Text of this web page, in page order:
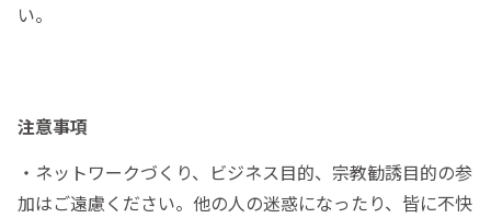
い。
注意事項
・ネットワークづくり、ビジネス目的、宗教勧誘目的の参
加はご遠慮ください。他の人の迷惑になったり、皆に不快